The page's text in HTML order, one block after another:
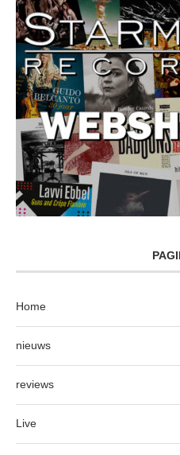
Home
nieuws
reviews
Live